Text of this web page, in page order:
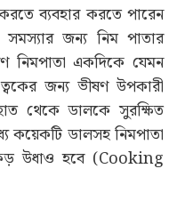
ব্যবহার করতে পারেন
সমস্যার জন্য নিম পাতার
নিমপাতা একদিকে যেমন
জন্য ভীষণ উপকারী
থেকে ডালকে সুরক্ষিত
কয়েকটি ডালসহ নিমপাতা
উধাও হবে (Cooking